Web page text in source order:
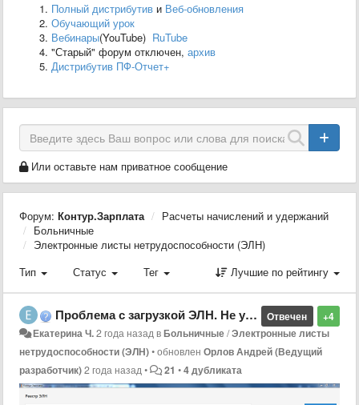
Полный дистрибутив и Веб-обновления
Обучающий урок
Вебинары(YouTube) RuTube
"Старый" форум отключен, архив
Дистрибутив ПФ-Отчет+
Или оставьте нам приватное сообщение
Форум: Контур.Зарплата
Расчеты начислений и удержаний
Больничные
Электронные листы нетрудоспособности (ЭЛН)
Тип
Статус Тег Лучшие по рейтингу
+4
Отвечен
Проблема с загрузкой ЭЛН. Не удалось создать защищенный канал SSL/TLS
Екатерина Ч.2 года назадвБольничные/Электронные листы
нетрудоспособности (ЭЛН)•обновлен Орлов Андрей (Ведущий
разработчик)2 года назад• 21 •4 дубликата